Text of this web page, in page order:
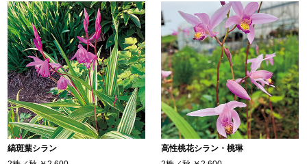
縞斑葉シラン
高性桃花シラン・桃琳